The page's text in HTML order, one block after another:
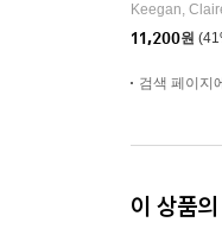
Keegan,
11,200원
검색 페이지
이 상품